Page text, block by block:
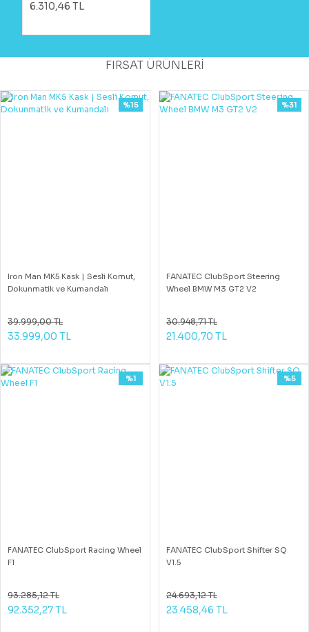
6.310,46 TL
FIRSAT ÜRÜNLERİ
Iron Man MK5 Kask | Sesli Komut,
Dokunmatik ve Kumandalı
%15
39.999,00 TL
33.999,00 TL
FANATEC ClubSport Steering
Wheel BMW M3 GT2 V2
%31
30.948,71 TL
21.400,70 TL
FANATEC ClubSport Racing Wheel
F1
%1
93.285,12 TL
92.352,27 TL
FANATEC ClubSport Shifter SQ
V1.5
%5
24.693,12 TL
23.458,46 TL